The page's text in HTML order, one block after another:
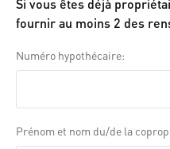
Si vous êtes déjà
fournir au moins 2 des
Numéro hypothécaire
Prénom et nom du/de la